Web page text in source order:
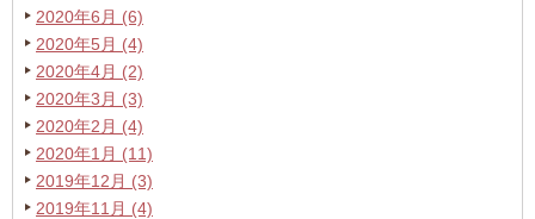
2020年6月 (6)
2020年5月 (4)
2020年4月 (2)
2020年3月 (3)
2020年2月 (4)
2020年1月 (11)
2019年12月 (3)
2019年11月 (4)